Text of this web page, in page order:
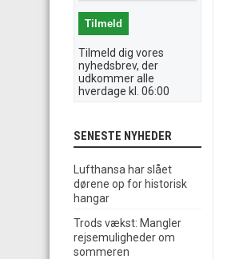
Tilmeld dig vores
nyhedsbrev, der
udkommer alle
hverdage kl. 06:00
SENESTE NYHEDER
Lufthansa har slået
dørene op for historisk
hangar
Trods vækst: Mangler
rejsemuligheder om
sommeren